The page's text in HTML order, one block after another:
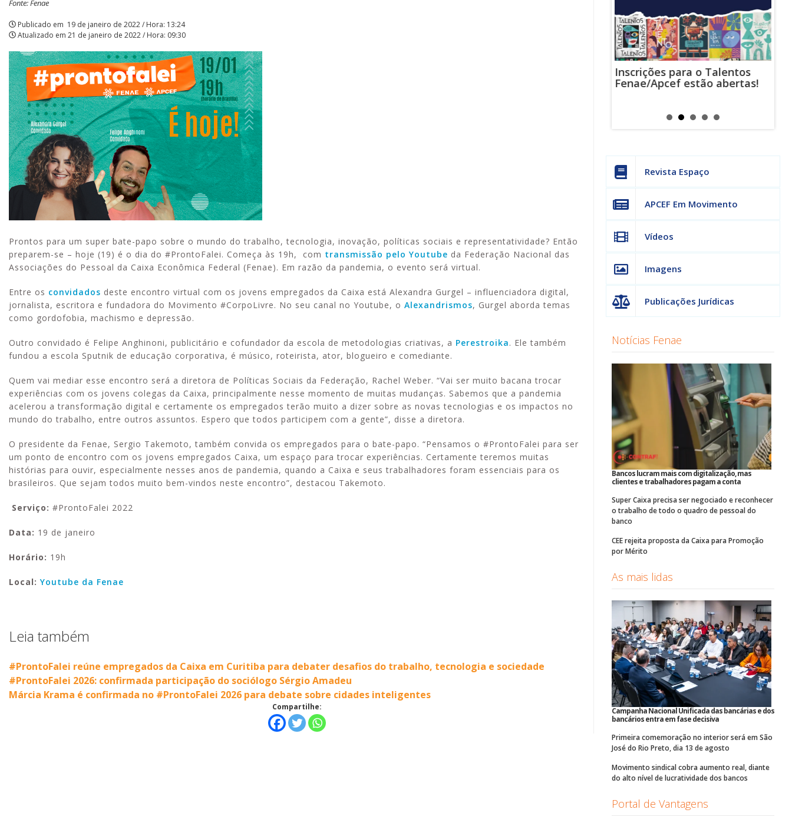
empregados
Caixa
|
APCEF/SP
Fonte: Fenae
Publicado em 19 de janeiro de 2022 / Hora: 13:24
Atualizado em 21 de janeiro de 2022 / Hora: 09:30
Prontos para um super bate-papo sobre o mundo do trabalho, tecnologia, inovação, políticas sociais e representatividade? Então
preparem-se – hoje (19) é o dia do #ProntoFalei. Começa às 19h, com transmissão pelo Youtube da Federação Nacional das
Associações do Pessoal da Caixa Econômica Federal (Fenae). Em razão da pandemia, o evento será virtual.
Entre os convidados deste encontro virtual com os jovens empregados da Caixa está Alexandra Gurgel – influenciadora digital,
jornalista, escritora e fundadora do Movimento #CorpoLivre. No seu canal no Youtube, o Alexandrismos, Gurgel aborda temas
como gordofobia, machismo e depressão.
Outro convidado é Felipe Anghinoni, publicitário e cofundador da escola de metodologias criativas, a Perestroika. Ele também
fundou a escola Sputnik de educação corporativa, é músico, roteirista, ator, blogueiro e comediante.
Quem vai mediar esse encontro será a diretora de Políticas Sociais da Federação, Rachel Weber. “Vai ser muito bacana trocar
experiências com os jovens colegas da Caixa, principalmente nesse momento de muitas mudanças. Sabemos que a pandemia
acelerou a transformação digital e certamente os empregados terão muito a dizer sobre as novas tecnologias e os impactos no
mundo do trabalho, entre outros assuntos. Espero que todos participem com a gente”, disse a diretora.
O presidente da Fenae, Sergio Takemoto, também convida os empregados para o bate-papo. “Pensamos o #ProntoFalei para ser
um ponto de encontro com os jovens empregados Caixa, um espaço para trocar experiências. Certamente teremos muitas
histórias para ouvir, especialmente nesses anos de pandemia, quando a Caixa e seus trabalhadores foram essenciais para os
brasileiros. Que sejam todos muito bem-vindos neste encontro”, destacou Takemoto.
Serviço: #ProntoFalei 2022
Data: 19 de janeiro
Horário: 19h
Local: Youtube da Fenae
Leia também
#ProntoFalei reúne empregados da Caixa em Curitiba para debater desafios do trabalho, tecnologia e sociedade
#ProntoFalei 2026: confirmada participação do sociólogo Sérgio Amadeu
Márcia Krama é confirmada no #ProntoFalei 2026 para debate sobre cidades inteligentes
Compartilhe:
Inscrições para o Talentos
Fenae/Apcef estão abertas!
Revista Espaço
APCEF Em Movimento
Vídeos
Imagens
Publicações Jurídicas
Notícias Fenae
Bancos lucram mais com digitalização, mas
clientes e trabalhadores pagam a conta
Super Caixa precisa ser negociado e reconhecer
o trabalho de todo o quadro de pessoal do
banco
CEE rejeita proposta da Caixa para Promoção
por Mérito
As mais lidas
Campanha Nacional Unificada das bancárias e dos
bancários entra em fase decisiva
Primeira comemoração no interior será em São
José do Rio Preto, dia 13 de agosto
Movimento sindical cobra aumento real, diante
do alto nível de lucratividade dos bancos
Portal de Vantagens